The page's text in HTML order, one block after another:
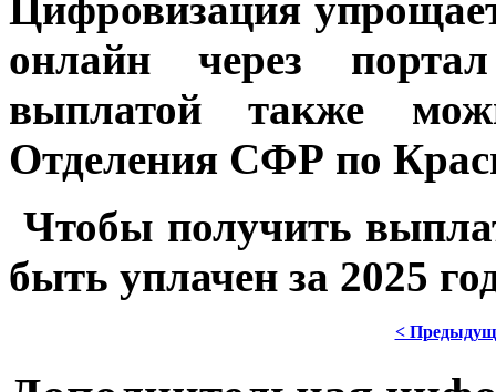
онлайн через
выплатой также
Отделения СФР по
Чтобы получить
быть уплачен за 2025
<